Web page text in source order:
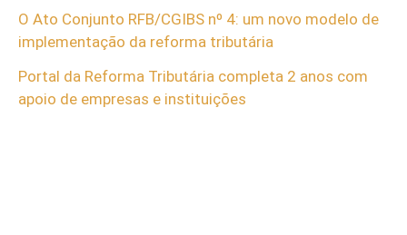
O Ato Conjunto RFB/CGIBS nº 4: um novo modelo de
implementação da reforma tributária
Portal da Reforma Tributária completa 2 anos com
apoio de empresas e instituições